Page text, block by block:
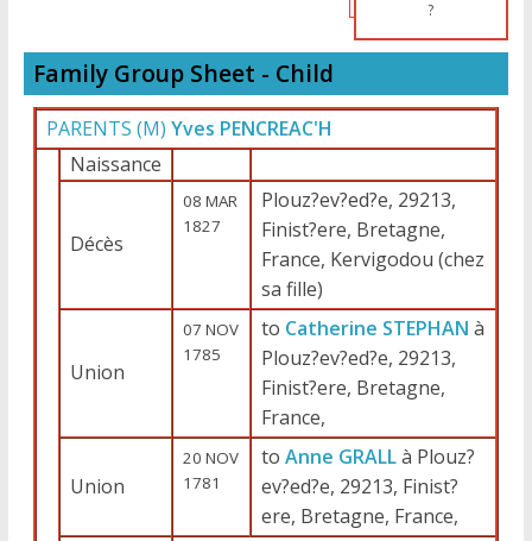
?
Family Group Sheet - Child
PARENTS (M) Yves PENCREAC'H
Naissance
Décès
08 MAR
1827
Plouz?ev?ed?e, 29213,
Finist?ere, Bretagne,
France, Kervigodou (chez
sa fille)
Union
07 NOV
1785
to Catherine STEPHAN à
Plouz?ev?ed?e, 29213,
Finist?ere, Bretagne,
France,
Union
20 NOV
1781
to Anne GRALLà Plouz?
ev?ed?e, 29213, Finist?
ere, Bretagne, France,